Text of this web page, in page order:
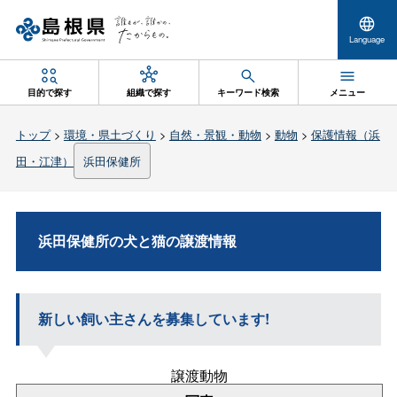
Language
目的で探す 組織で探す キーワード検索 メニュー
トップ> 環境・県土づくり > 自然・景観・動物 > 動物 > 保護情報（浜
田・江津）
浜田保健所
浜田保健所の犬と猫の譲渡情報
新しい飼い主さんを募集しています!
譲渡動物